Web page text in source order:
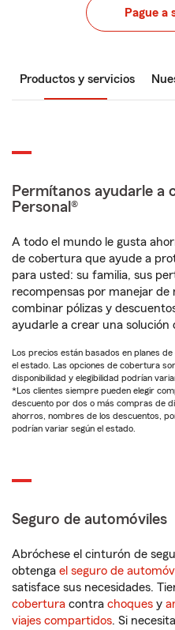
Pague a
Productos y servicios
Permítanos ayudarle a
Personal®
A todo el mundo le gusta
de cobertura que ayude a
para usted: su familia, sus
recompensas por manejar de
combinar pólizas y
ayudarle a crear una solución
Los precios están basados en planes
el estado. Las opciones de cobertura
disponibilidad y elegibilidad podrían
*Los clientes siempre pueden elegir
descuento por dos o más compras de
ahorros, nombres de los descuentos,
podrían variar según el estado.
Seguro de automóviles
Abróchese el cinturón de
obtenga el seguro de
satisface sus necesidades.
cobertura contra choques y
viajes compartidos. Si